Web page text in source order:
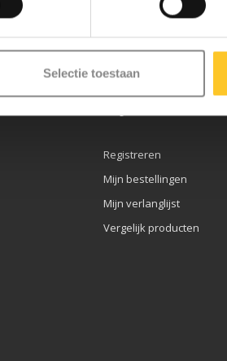
Selectie toestaan
Registreren
Mijn bestellingen
Mijn verlanglijst
Vergelijk producten